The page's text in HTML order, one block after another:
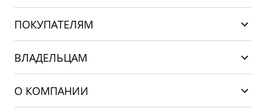
EX5
PREFACE
CITYRAY
ПОКУПАТЕЛЯМ
ВЛАДЕЛЬЦАМ
О КОМПАНИИ